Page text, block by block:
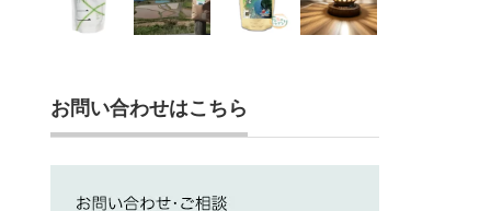
お問い合わせはこちら